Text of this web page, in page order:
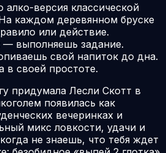
версия классической
каждом деревянном бруске
или действие.
— выполняешь задание.
свой напиток до дна.
в своей простоте.
придумала Лесли Скотт в
появилась как
вечеринках и
микс ловкости, удачи и
не знаешь, что тебя ждет